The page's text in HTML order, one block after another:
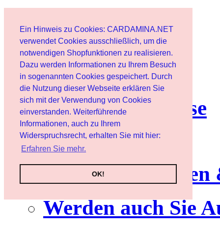
Ein Hinweis zu Cookies: CARDAMINA.NET
verwendet Cookies ausschließlich, um die
notwendigen Shopfunktionen zu realisieren.
Dazu werden Informationen zu Ihrem Besuch
in sogenannten Cookies gespeichert. Durch
die Nutzung dieser Webseite erklären Sie
sich mit der Verwendung von Cookies
einverstanden. Weiterführende
Informationen, auch zu Ihrem
Widerspruchsrecht, erhalten Sie mit hier:
Erfahren Sie mehr.
OK!
Benutzer
Newsletter
Nutzungshinweise
Service
Werden auch Sie